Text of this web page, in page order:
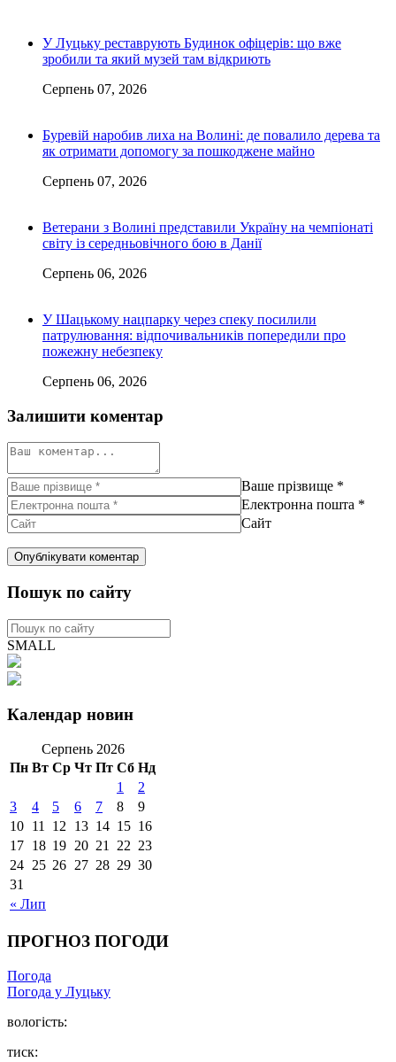
У Луцьку реставрують Будинок офіцерів: що вже
зробили та який музей там відкриють
Серпень 07, 2026
Буревій наробив лиха на Волині: де повалило дерева та
як отримати допомогу за пошкоджене майно
Серпень 07, 2026
Ветерани з Волині представили Україну на чемпіонаті
світу із середньовічного бою в Данії
Серпень 06, 2026
У Шацькому нацпарку через спеку посилили
патрулювання: відпочивальників попередили про
пожежну небезпеку
Серпень 06, 2026
Залишити коментар
Ваше прізвище *
Електронна пошта *
Сайт
Пошук по сайту
SMALL
Календар новин
Серпень 2026
Пн Вт Ср Чт Пт Сб Нд
« Лип
1
2
3
4 5 6 7 8
9
10 11 12 13 14 15 16
17 18 19 20 21 22 23
24 25 26 27 28 29 30
31
ПРОГНОЗ ПОГОДИ
Погода
Погода у Луцьку
вологість:
тиск: